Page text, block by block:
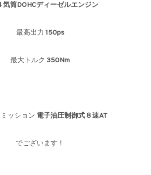
気筒DOHCディーゼルエンジン
最高出力 150ps
最大トルク 350Nm
ミッション 電子油圧制御式８速AT
でございます！